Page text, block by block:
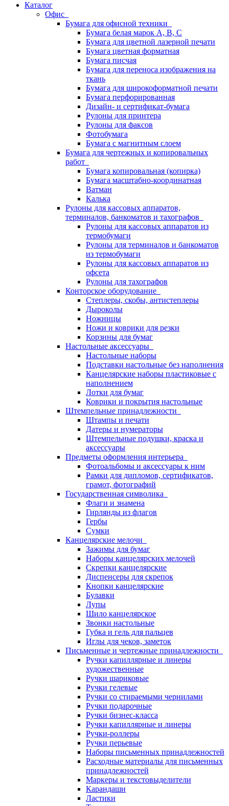
Каталог
Офис
Бумага для офисной техники
Бумага белая марок А, В, С
Бумага для цветной лазерной печати
Бумага цветная форматная
Бумага писчая
Бумага для переноса изображения на
ткань
Бумага для широкоформатной печати
Бумага перфорированная
Дизайн- и сертификат-бумага
Рулоны для принтера
Рулоны для факсов
Фотобумага
Бумага с магнитным слоем
Бумага для чертежных и копировальных
работ
Бумага копировальная (копирка)
Бумага масштабно-координатная
Ватман
Калька
Рулоны для кассовых аппаратов,
терминалов, банкоматов и тахографов
Рулоны для кассовых аппаратов из
термобумаги
Рулоны для терминалов и банкоматов
из термобумаги
Рулоны для кассовых аппаратов из
офсета
Рулоны для тахографов
Конторское оборудование
Степлеры, скобы, антистеплеры
Дыроколы
Ножницы
Ножи и коврики для резки
Корзины для бумаг
Настольные аксессуары
Настольные наборы
Подставки настольные без наполнения
Канцелярские наборы пластиковые с
наполнением
Лотки для бумаг
Коврики и покрытия настольные
Штемпельные принадлежности
Штампы и печати
Датеры и нумераторы
Штемпельные подушки, краска и
аксессуары
Предметы оформления интерьера
Фотоальбомы и аксессуары к ним
Рамки для дипломов, сертификатов,
грамот, фотографий
Государственная символика
Флаги и знамена
Гирлянды из флагов
Гербы
Сумки
Канцелярские мелочи
Зажимы для бумаг
Наборы канцелярских мелочей
Скрепки канцелярские
Диспенсеры для скрепок
Кнопки канцелярские
Булавки
Лупы
Шило канцелярское
Звонки настольные
Губка и гель для пальцев
Иглы для чеков, заметок
Письменные и чертежные принадлежности
Ручки капиллярные и линеры
художественные
Ручки шариковые
Ручки гелевые
Ручки со стираемыми чернилами
Ручки подарочные
Ручки бизнес-класса
Ручки капиллярные и линеры
Ручки-роллеры
Ручки перьевые
Наборы письменных принадлежностей
Расходные материалы для письменных
принадлежностей
Маркеры и текстовыделители
Карандаши
Ластики